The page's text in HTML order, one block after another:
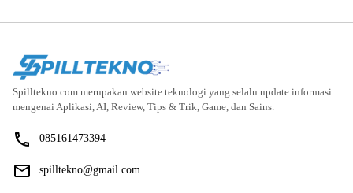
Spilltekno.com merupakan website teknologi yang selalu update informasi
mengenai Aplikasi, AI, Review, Tips & Trik, Game, dan Sains.
085161473394
spilltekno@gmail.com